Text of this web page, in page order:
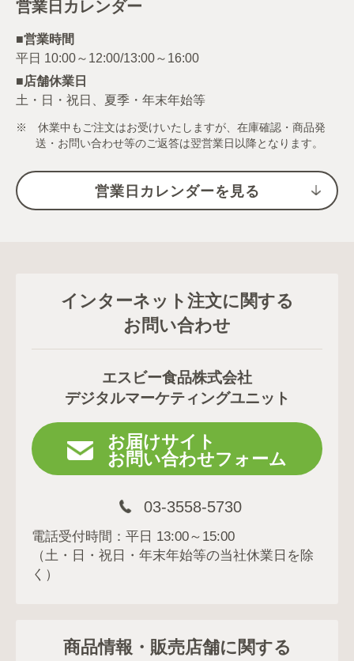
営業日カレンダー
■営業時間
■店舗休業日
土・日・祝日、夏季・年末年始等
※ 休業中もご注文はお受けいたしますが、在庫確認・商品発
送・お問い合わせ等のご返答は翌営業日以降となります。
営業日カレンダーを見る
インターネット注文に関する
お問い合わせ
エスビー食品株式会社
デジタルマーケティングユニット
お届けサイト
お問い合わせフォーム
03-3558-5730
電話受付時間：平日 13:00～15:00
（土・日・祝日・年末年始等の当社休業日を除
く）
商品情報・販売店舗に関する